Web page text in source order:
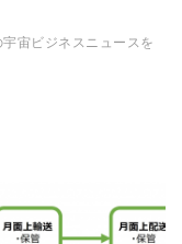
宙ビジネスニュースを